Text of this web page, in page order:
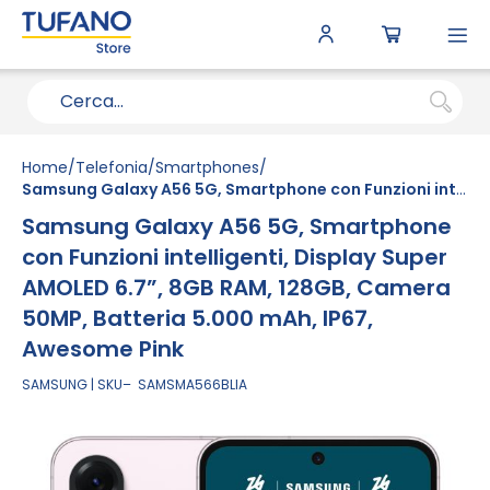
Home Telefonia Smartphones
Samsung Galaxy A56 5G, Smartphone con Funzioni intelligenti, Display Super AMOLED 6.7”, 8GB RAM, 128GB, Camera 50MP, Batteria 5.000 mAh, IP67, Awesome Pink
Samsung Galaxy A56 5G, Smartphone
con Funzioni intelligenti, Display Super
AMOLED 6.7”, 8GB RAM, 128GB, Camera
50MP, Batteria 5.000 mAh, IP67,
Awesome Pink
SAMSUNG SKU SAMSMA566BLIA
fine